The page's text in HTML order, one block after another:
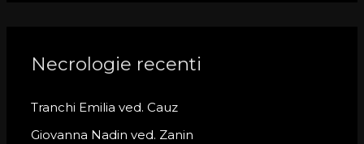
c
f
o
Necrologie recenti
Tranchi Emilia ved. Cauz
Giovanna Nadin ved. Zanin